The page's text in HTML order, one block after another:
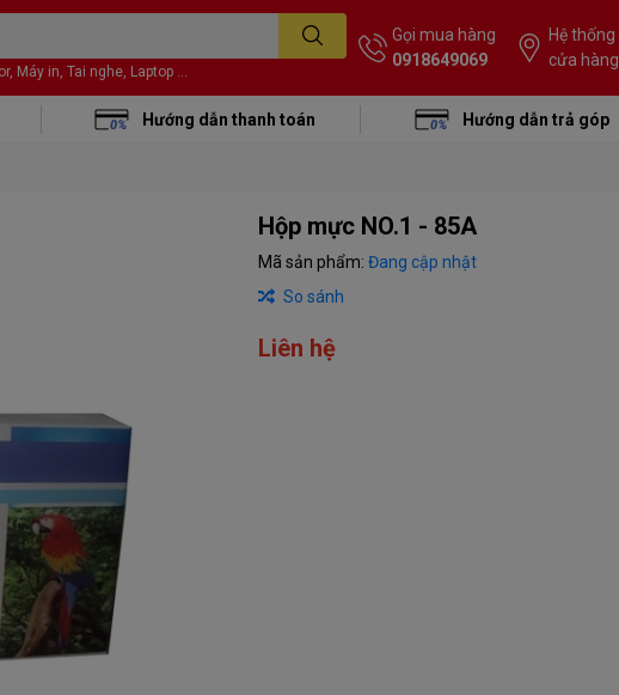
Máy in, Tai nghe, Laptop ...
Gọi mua hàng
0918649069
Hệ thống
cửa hàng
Hướng dẫn thanh toán Hướng dẫn trả góp
Hộp mực NO.1 - 85A
Mã sản phẩm: Đang cập nhật
So sánh
Liên hệ